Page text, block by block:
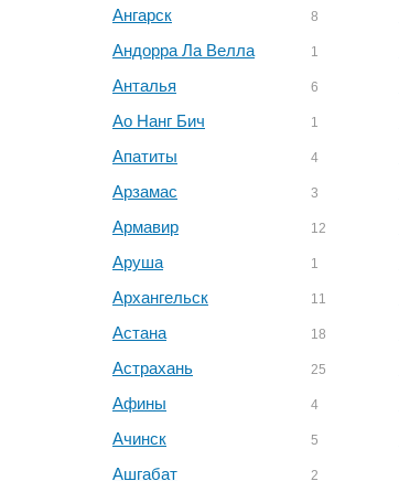
Ангарск 8
Андорра Ла Велла 1
Анталья 6
Ао Нанг Бич 1
Апатиты 4
Арзамас 3
Армавир 12
Аруша 1
Архангельск 11
Астана 18
Астрахань 25
Афины 4
Ачинск 5
Ашгабат 2